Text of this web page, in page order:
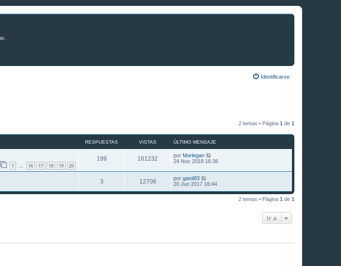
Identificarse
2 temas • Página 1 de 1
RESPUESTAS VISTAS ÚLTIMO MENSAJE
1 … 16 17 18 19 20
199 161232 por Morlegan
24 Nov 2018 16:36
3 12706 por gasti83
20 Jun 2017 16:44
2 temas • Página 1 de 1
Ir a